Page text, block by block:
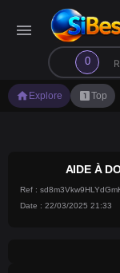
menu
0
search
home Explore looks_oneTop
AIDE À
Ref :
Date : 22/03/2025 21:33